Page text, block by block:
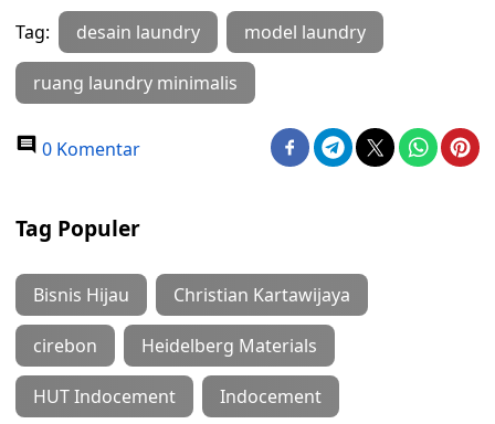
Tag: desain laundry model laundry
ruang laundry minimalis
0 Komentar
Tag Populer
Bisnis Hijau Christian Kartawijaya
cirebon Heidelberg Materials
HUT Indocement Indocement